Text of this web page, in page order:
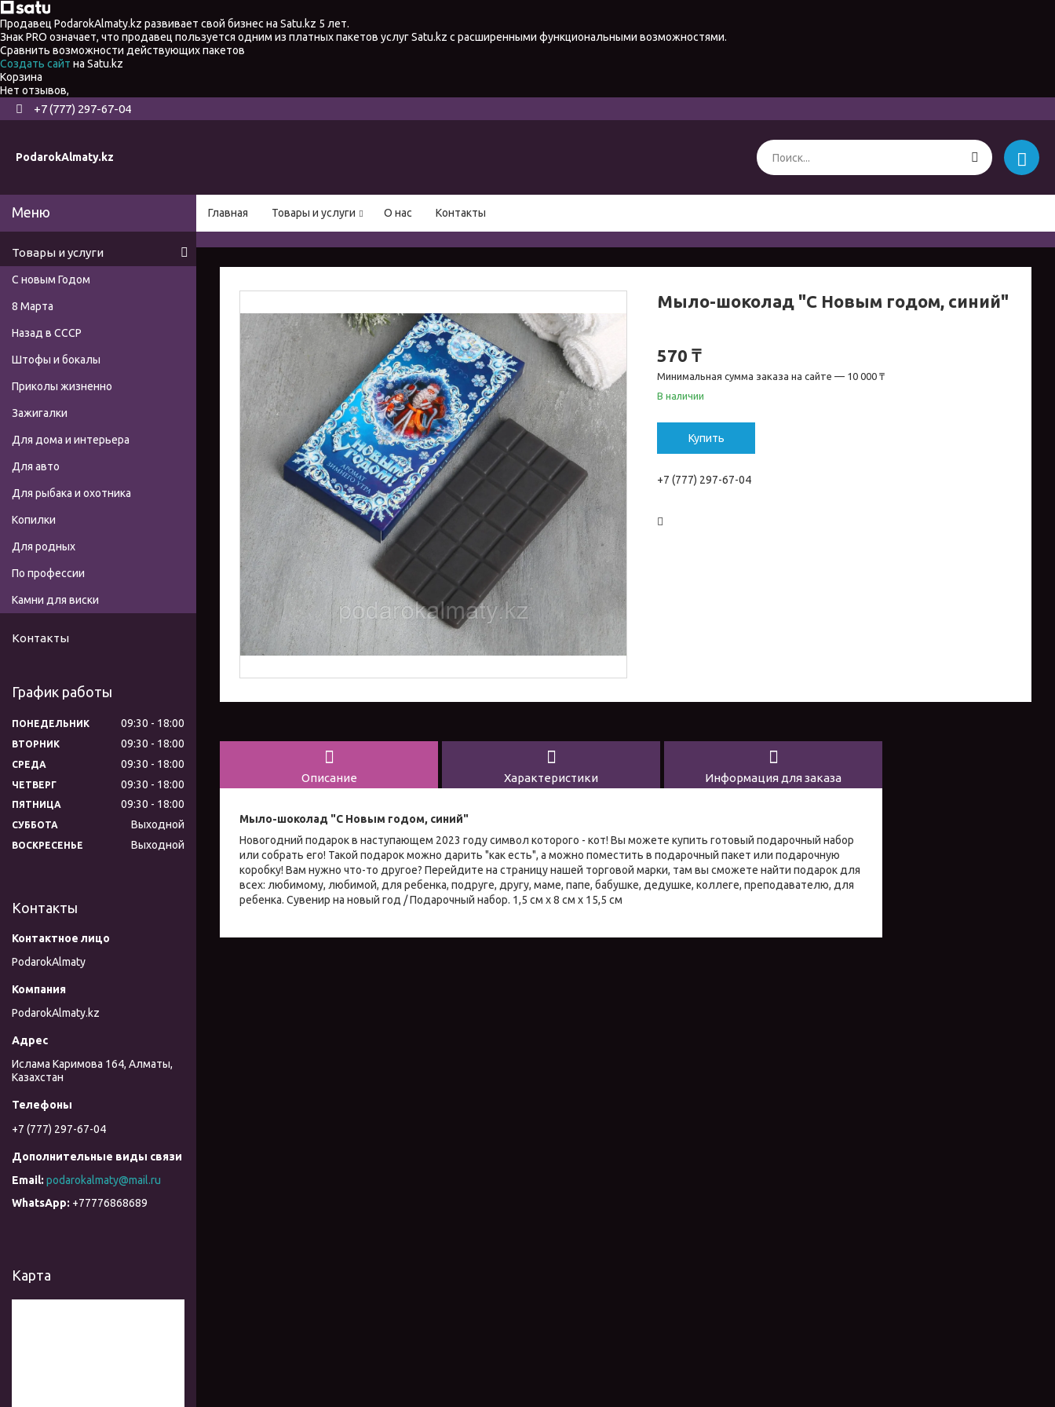
Продавец PodarokAlmaty.kz развивает свой бизнес на Satu.kz 5 лет.
Знак PRO означает, что продавец пользуется одним из платных пакетов услуг Satu.kz с расширенными функциональными возможностями.
Сравнить возможности действующих пакетов
Создать сайт на Satu.kz
Корзина
Нет отзывов,
+7 (777) 297-67-04
PodarokAlmaty.kz
Главная Товары и услуги О нас Контакты
Мыло-шоколад "С Новым годом, синий"
570 ₸
Минимальная сумма заказа на сайте — 10 000 ₸
В наличии
Купить
+7 (777) 297-67-04
Описание Характеристики Информация для заказа
Мыло-шоколад "С Новым годом, синий"
Новогодний подарок в наступающем 2023 году символ которого - кот! Вы можете купить готовый подарочный набор
или собрать его! Такой подарок можно дарить "как есть", а можно поместить в подарочный пакет или подарочную
коробку! Вам нужно что-то другое? Перейдите на страницу нашей торговой марки, там вы сможете найти подарок для
всех: любимому, любимой, для ребенка, подруге, другу, маме, папе, бабушке, дедушке, коллеге, преподавателю, для
ребенка. Сувенир на новый год / Подарочный набор. 1,5 см х 8 см х 15,5 см
Товары и услуги
С новым Годом
8 Марта
Назад в СССР
Штофы и бокалы
Приколы жизненно
Зажигалки
Для дома и интерьера
Для авто
Для рыбака и охотника
Копилки
Для родных
По профессии
Камни для виски
Контакты
График работы
ПОНЕДЕЛЬНИК 09:30 18:00
ВТОРНИК 09:30 18:00
СРЕДА 09:30 18:00
ЧЕТВЕРГ 09:30 18:00
ПЯТНИЦА 09:30 18:00
СУББОТА Выходной
ВОСКРЕСЕНЬЕ Выходной
Контакты
PodarokAlmaty
PodarokAlmaty.kz
Ислама Каримова 164, Алматы,
Казахстан
+7 (777) 297-67-04
podarokalmaty@mail.ru
+77776868689
Карта